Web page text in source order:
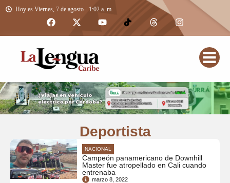
Hoy es Viernes, 7 de agosto - 1:02 a. m.
Deportista
NACIONAL
Campeón panamericano de Downhill
Master fue atropellado en Cali cuando
entrenaba
marzo 8, 2022